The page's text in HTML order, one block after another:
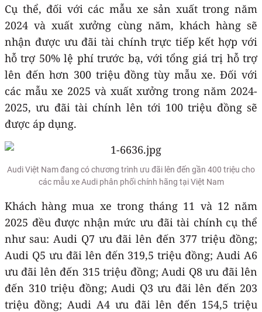
Cụ thể, đối với các mẫu xe sản xuất trong năm
2024 và xuất xưởng cùng năm, khách hàng sẽ
nhận được ưu đãi tài chính trực tiếp kết hợp với
hỗ trợ 50% lệ phí trước bạ, với tổng giá trị hỗ trợ
lên đến hơn 300 triệu đồng tùy mẫu xe. Đối với
các mẫu xe 2025 và xuất xưởng trong năm 2024-
2025, ưu đãi tài chính lên tới 100 triệu đồng sẽ
được áp dụng.
Audi Việt Nam đang có chương trình ưu đãi lên đến gần 400 triệu cho
các mẫu xe Audi phân phối chính hãng tại Việt Nam
Khách hàng mua xe trong tháng 11 và 12 năm
2025 đều được nhận mức ưu đãi tài chính cụ thể
như sau: Audi Q7 ưu đãi lên đến 377 triệu đồng;
Audi Q5 ưu đãi lên đến 319,5 triệu đồng; Audi A6
ưu đãi lên đến 315 triệu đồng; Audi Q8 ưu đãi lên
đến 310 triệu đồng; Audi Q3 ưu đãi lên đến 203
triệu đồng; Audi A4 ưu đãi lên đến 154,5 triệu